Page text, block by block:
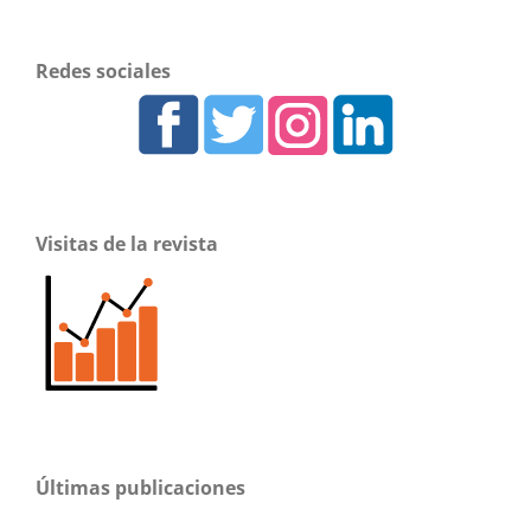
Redes sociales
Visitas de la revista
Últimas publicaciones